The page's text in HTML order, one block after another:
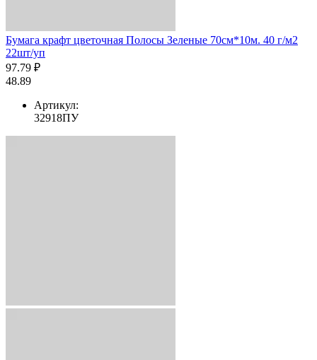
Бумага крафт цветочная Полосы Зеленые 70см*10м. 40 г/м2
22шт/уп
97.79 ₽
48.89
Артикул:
32918ПУ